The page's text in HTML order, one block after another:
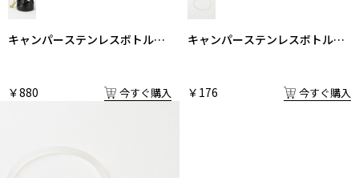
キャンパーステンレスボトルふ
￥880 今すぐ購入
キャンパーステンレスボトルパ
￥176 今すぐ購入